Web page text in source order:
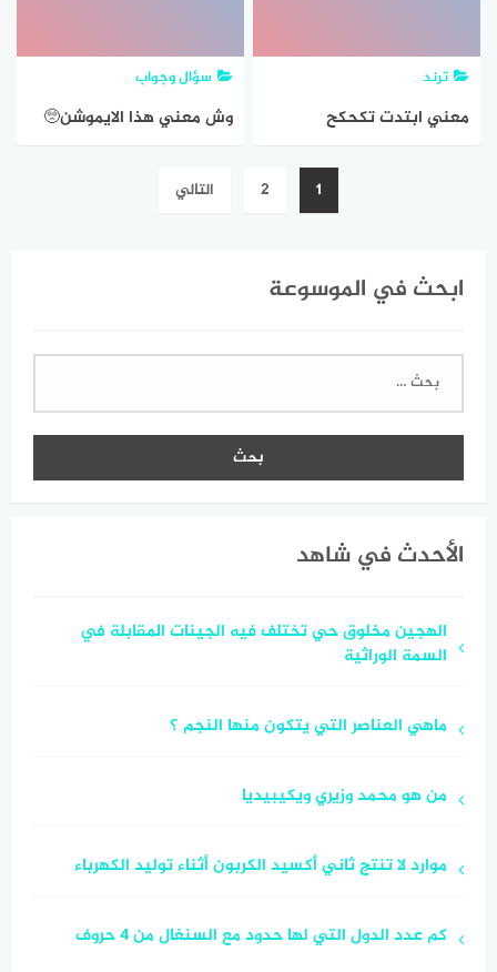
ترند
معني ابتدت تكحكح
سؤال وجواب
وش معني هذا الايموشن🥺
1
2 التالي
ابحث في الموسوعة
البحث
الأحدث في شاهد
الهجين مخلوق حي تختلف فيه الجينات المقابلة في
السمة الوراثية
ماهي العناصر التي يتكون منها النجم ؟
من هو محمد وزيري ويكيبيديا
موارد لا تنتج ثاني أكسيد الكربون أثناء توليد الكهرباء
كم عدد الدول التي لها حدود مع السنغال من ٤ حروف